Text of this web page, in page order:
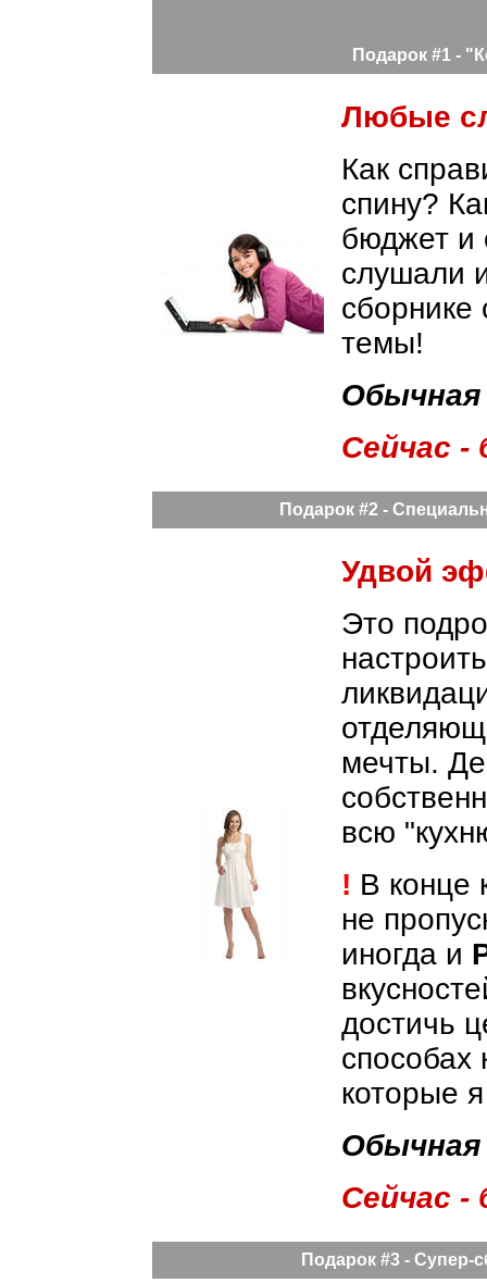
Подарок #1 -
Любые
Как
спину?
бюджет и
слушали
темы!
Сейчас -
Подарок #2 -
Удвой
Это
мечты.
всю
! В конце
не
иногда и
достичь
способах
которые
Сейчас -
Подарок #3 - Супер-